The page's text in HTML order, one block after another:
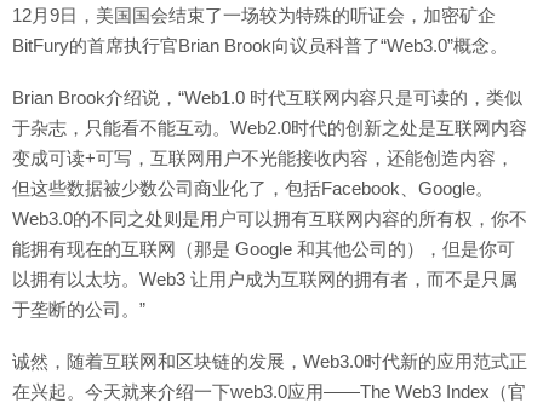
12月9日，美国国会结束了一场较为特殊的听证会，加密矿企
BitFury的首席执行官Brian Brook向议员科普了“Web3.0”概念。
Brian Brook介绍说，“Web1.0 时代互联网内容只是可读的，类似
于杂志，只能看不能互动。Web2.0时代的创新之处是互联网内容
变成可读+可写，互联网用户不光能接收内容，还能创造内容，
但这些数据被少数公司商业化了，包括Facebook、Google。
Web3.0的不同之处则是用户可以拥有互联网内容的所有权，你不
能拥有现在的互联网（那是 Google 和其他公司的），但是你可
以拥有以太坊。Web3 让用户成为互联网的拥有者，而不是只属
于垄断的公司。”
诚然，随着互联网和区块链的发展，Web3.0时代新的应用范式正
在兴起。今天就来介绍一下web3.0应用——The Web3 Index（官